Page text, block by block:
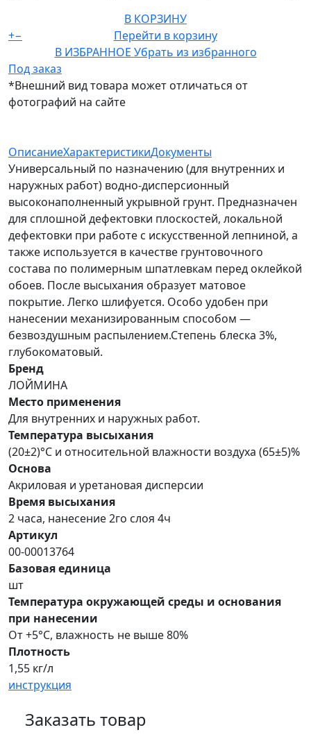
В КОРЗИНУ
+−
Перейти в корзину
В ИЗБРАННОЕ Убрать из избранного
Под заказ
*Внешний вид товара может отличаться от
фотографий на сайте
ОписаниеХарактеристикиДокументы
Универсальный по назначению (для внутренних и
наружных работ) водно-дисперсионный
высоконаполненный укрывной грунт. Предназначен
для сплошной дефектовки плоскостей, локальной
дефектовки при работе с искусственной лепниной, а
также используется в качестве грунтовочного
состава по полимерным шпатлевкам перед оклейкой
обоев. После высыхания образует матовое
покрытие. Легко шлифуется. Особо удобен при
нанесении механизированным способом —
безвоздушным распылением.Степень блеска 3%,
глубокоматовый.
Бренд
ЛОЙМИНА
Место применения
Для внутренних и наружных работ.
Температура высыхания
(20±2)°С и относительной влажности воздуха (65±5)%
Основа
Акриловая и уретановая дисперсии
Время высыхания
2 часа, нанесение 2го слоя 4ч
Артикул
00-00013764
Базовая единица
шт
Температура окружающей среды и основания
при нанесении
От +5°С, влажность не выше 80%
Плотность
1,55 кг/л
инструкция
Заказать товар